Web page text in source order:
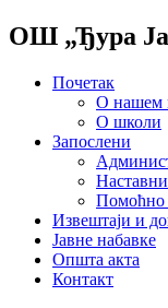
ОШ „Ђура
Почетак
О нашем
О школи
Запослени
Помоћно
Извештаји и
Јавне набавке
Општа акта
Контакт